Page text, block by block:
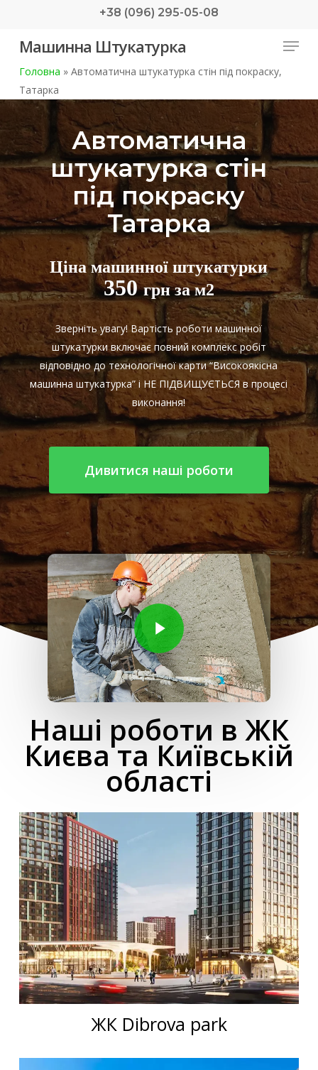
main
+38 (096) 295-05-08
Машинна Штукатурка Menu
Головна »Автоматична штукатурка стін під покраску,
Татарка
Автоматична
штукатурка стін
під покраску
Татарка
Ціна машинної штукатурки
350грн за м2
Зверніть увагу! Вартість роботи машинної
штукатурки включає повний комплекс робіт
відповідно до технологічної карти “Високоякісна
машинна штукатурка” і НЕ ПІДВИЩУЄТЬСЯ в процесі
виконання!
Дивитися наші роботи
Play Video
Play Video
Наші роботи в ЖК
Києва та Київській
області
ЖК Dibrova park